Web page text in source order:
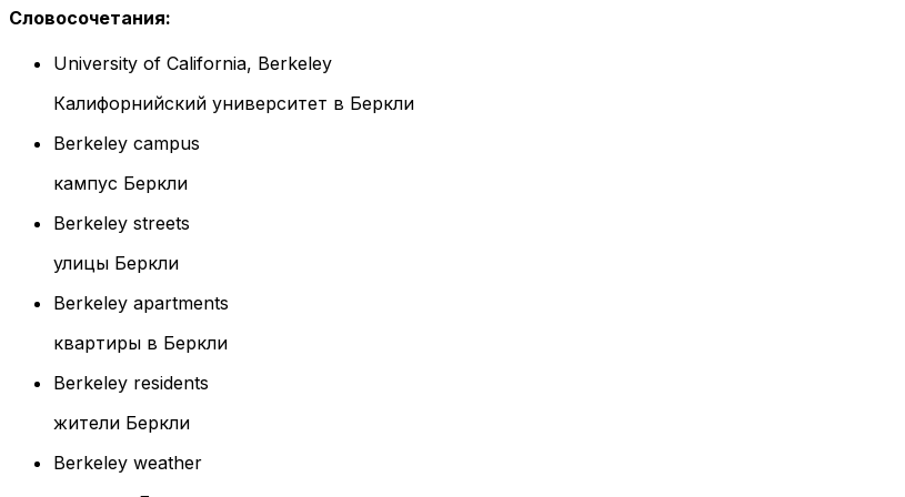
Словосочетания:
University of California, Berkeley
Калифорнийский университет в Беркли
Berkeley campus
кампус Беркли
Berkeley streets
улицы Беркли
Berkeley apartments
квартиры в Беркли
Berkeley residents
жители Беркли
Berkeley weather